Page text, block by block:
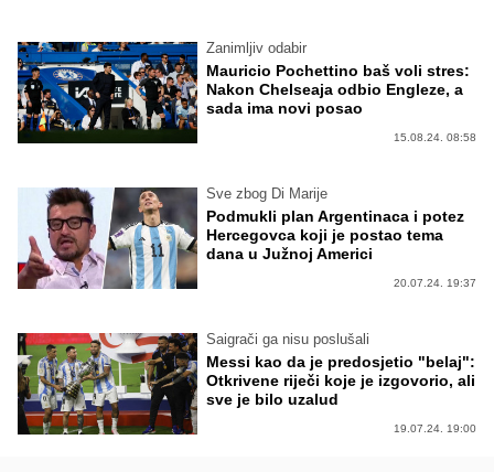
Zanimljiv odabir
Mauricio Pochettino baš voli stres:
Nakon Chelseaja odbio Engleze, a
sada ima novi posao
15.08.24. 08:58
Sve zbog Di Marije
Podmukli plan Argentinaca i potez
Hercegovca koji je postao tema
dana u Južnoj Americi
20.07.24. 19:37
Saigrači ga nisu poslušali
Messi kao da je predosjetio "belaj":
Otkrivene riječi koje je izgovorio, ali
sve je bilo uzalud
19.07.24. 19:00